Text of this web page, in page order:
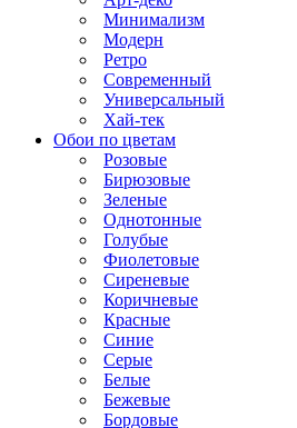
Минимализм
Модерн
Ретро
Современный
Универсальный
Хай-тек
Обои по цветам
Розовые
Бирюзовые
Зеленые
Однотонные
Голубые
Фиолетовые
Сиреневые
Коричневые
Красные
Синие
Серые
Белые
Бежевые
Бордовые